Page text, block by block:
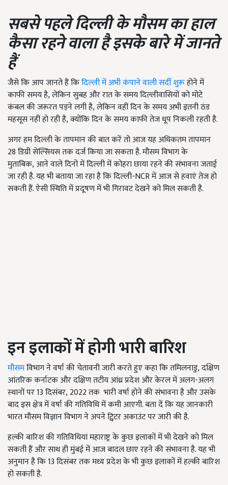
सबसे पहले दिल्ली के मौसम का हाल
कैसा रहने वाला है इसके बारे में जानते
हैं
जैसे कि आप जानते हैं किदिल्ली में अभी कंपाने वाली सर्दी शुरूहोने में
काफी समय है, लेकिन सुबह और रात के समय दिल्लीवासियों को मोटे
कंबल की जरूरत पड़ने लगी है, लेकिन वहीं दिन के समय अभी इतनी ठंड
महसूस नहीं हो रही है, क्योंकि दिन के समय काफी तेज धूप निकली रहती है.
अगर हम दिल्ली के तापमान की बात करें तो आज यह अधिकतम तापमान
28डिग्री सेल्सियस तक दर्ज किया जा सकता है. मौसम विभाग के
मुताबिक, आने वाले दिनों में दिल्ली में कोहरा छाया रहने की संभावना जताई
जा रही है. यह भी बताया जा रहा है कि दिल्ली-NCR में आज से हवाएं तेज हो
सकती हैं. ऐसी स्थिति में प्रदूषण में भी गिरावट देखने को मिल सकती है.
इन इलाकों में होगी भारी बारिश
मौसमविभाग ने वर्षा की चेतावनी जारी करते हुए कहा कि तमिलनाडु, दक्षिण
आंतरिक कर्नाटक और दक्षिण तटीय आंध्र प्रदेश और केरल में अलग-अलग
स्थानों पर 13दिसंबर, 2022तक भारी वर्षा होने की संभावना है और उसके
बाद इस क्षेत्र में वर्षा की गतिविधि में कमी आएगी. बता दें कि यह जानकारी
भारत मौसम विज्ञान विभाग ने अपने ट्विटर अकाउंट पर जारी की है.
हल्की बारिश की गतिविधियां महाराष्ट्र के कुछ इलाकों में भी देखने को मिल
सकती हैं और साथ ही मुंबई में आज बादल छाए रहने की संभावना है. यह भी
अनुमान है कि 13 दिसंबर तक मध्य प्रदेश के भी कुछ इलाकों में हल्की बारिश
हो सकती है.